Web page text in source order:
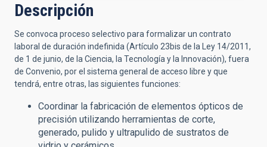
Descripción
Se convoca proceso selectivo para formalizar un contrato
laboral de duración indefinida (Artículo 23bis de la Ley 14/2011,
de 1 de junio, de la Ciencia, la Tecnología y la Innovación), fuera
de Convenio, por el sistema general de acceso libre y que
tendrá, entre otras, las siguientes funciones:
Coordinar la fabricación de elementos ópticos de
precisión utilizando herramientas de corte,
generado, pulido y ultrapulido de sustratos de